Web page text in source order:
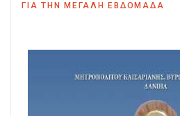
ΓΙΑ ΤΗΝ ΜΕΓΑΛΗ ΕΒΔΟΜΑΔΑ